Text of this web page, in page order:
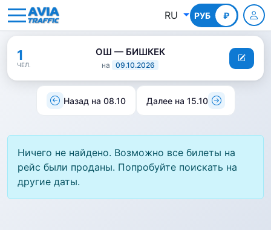
RU РУБ ₽
КГС
1
ЧЕЛ.
ОШ — БИШКЕК
на 09.10.2026
Назад на 08.10 Далее на 15.10
Ничего не найдено. Возможно все билеты на
рейс были проданы. Попробуйте поискать на
другие даты.